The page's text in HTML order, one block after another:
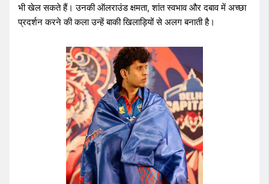
भी खेल सकते हैं। उनकी ऑलराउंड क्षमता, शांत स्वभाव और दबाव में अच्छा
प्रदर्शन करने की कला उन्हें बाकी खिलाड़ियों से अलग बनाती है।